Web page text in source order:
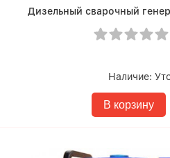
Дизельный сварочный
Наличие:
В корзину